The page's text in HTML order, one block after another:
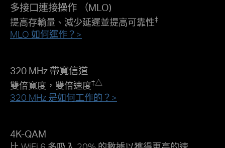
多接口連接操作 （MLO)
提高存輸量、減少延遲並提高可靠性‡
MLO 如何運作？>
320 MHz 帶寬信道
雙倍寬度，雙倍速度‡△
320 MHz 是如何工作的？>
4K-QAM